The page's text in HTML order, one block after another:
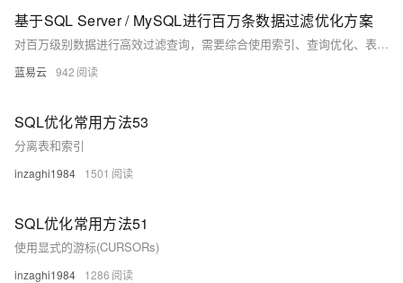
基于SQL Server / MySQL进行百万条数据过滤优化方案
对百万级别数据进行高效过滤查询，需要综合使用索引、查询优化、表分区、统计信息和视图等技术手段。通过合理的数据库设计和查询优化，可以显著提升查询性能，确保系统的高效稳定运行。
蓝易云 942
SQL优化常用方法53
分离表和索引
inzaghi1984 1501
SQL优化常用方法51
使用显式的游标(CURSORs)
inzaghi1984 1286